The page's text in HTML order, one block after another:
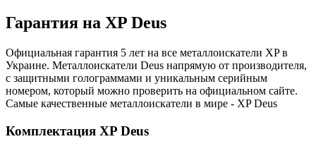
Гарантия на XP Deus
Официальная гарантия 5 лет на все металлоискатели XP в
Украине. Металлоискатели Deus напрямую от производителя,
с защитными голограммами и уникальным серийным
номером, который можно проверить на официальном сайте.
Самые качественные металлоискатели в мире - XP Deus
Комплектация XP Deus